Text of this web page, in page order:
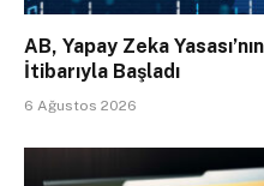
AB, Yapay Zeka
İtibarıyla Başladı
6 Ağustos 2026